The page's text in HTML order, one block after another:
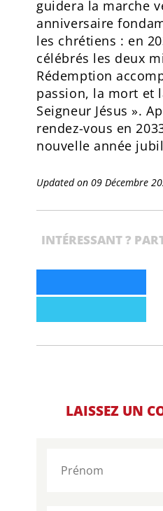
guidera la marche
anniversaire
les chrétiens : en
célébrés les deux
Rédemption
passion, la mort et
Seigneur Jésus ».
rendez-vous en
nouvelle année
Updated on 09 Décembre
INTÉRESSANT ?
LAISSEZ UN